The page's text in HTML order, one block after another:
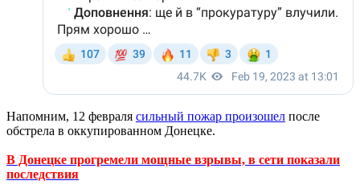
Напомним, 12 февраля сильный пожар произошел после
обстрела в оккупированном Донецке.
В Донецке прогремели мощные взрывы, в сети показали
последствия